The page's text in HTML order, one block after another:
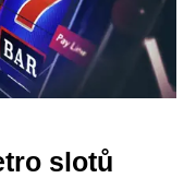
slotů